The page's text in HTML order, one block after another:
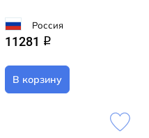
Россия
11281 q
В корзину